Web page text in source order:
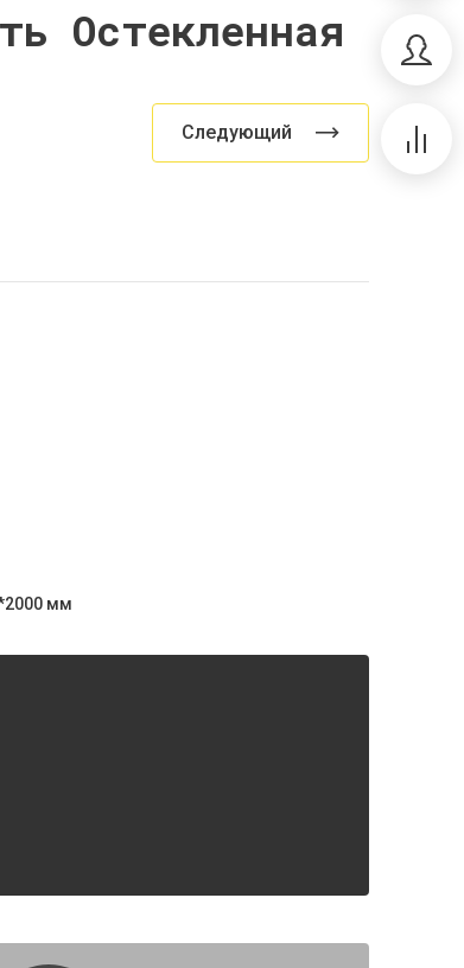
Остекленная
Следующий
мм